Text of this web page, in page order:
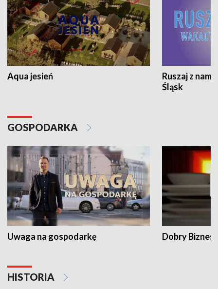
Aqua jesień
Ruszaj z
Śląsk
GOSPODARKA
Uwaga na gospodarkę Dobry Biznes
HISTORIA